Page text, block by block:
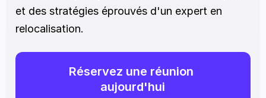
et des stratégies éprouvés d'un expert en
relocalisation.
Réservez une réunion
aujourd'hui